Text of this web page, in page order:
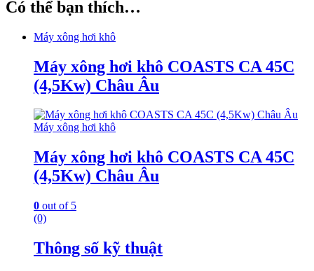
Có thể bạn thích…
Máy xông hơi khô
Máy xông hơi khô COASTS CA 45C
(4,5Kw) Châu Âu
Máy xông hơi khô
Máy xông hơi khô COASTS CA 45C
(4,5Kw) Châu Âu
0 out of 5
(0)
Thông số kỹ thuật